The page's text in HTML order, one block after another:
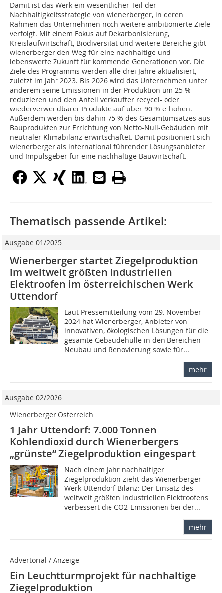
Damit ist das Werk ein wesentlicher Teil der
Nachhaltigkeitsstrategie von wienerberger, in deren
Rahmen das Unternehmen noch weitere ambitionierte Ziele
verfolgt. Mit einem Fokus auf Dekarbonisierung,
Kreislaufwirtschaft, Biodiversität und weitere Bereiche gibt
wienerberger den Weg für eine nachhaltige und
lebenswerte Zukunft für kommende Generationen vor. Die
Ziele des Programms werden alle drei Jahre aktualisiert,
zuletzt im Jahr 2023. Bis 2026 wird das Unternehmen unter
anderem seine Emissionen in der Produktion um 25 %
reduzieren und den Anteil verkaufter recycel- oder
wiederverwendbarer Produkte auf über 90 % erhöhen.
Außerdem werden bis dahin 75 % des Gesamtumsatzes aus
Bauprodukten zur Errichtung von Netto-Null-Gebäuden mit
neutraler Klimabilanz erwirtschaftet. Damit positioniert sich
wienerberger als international führender Lösungsanbieter
und Impulsgeber für eine nachhaltige Bauwirtschaft.
Thematisch passende Artikel:
Ausgabe 01/2025
Wienerberger startet Ziegelproduktion
im weltweit größten industriellen
Elektroofen im österreichischen Werk
Uttendorf
Laut Pressemitteilung vom 29. November
2024 hat Wienerberger, Anbieter von
innovativen, ökologischen Lösungen für die
gesamte Gebäudehülle in den Bereichen
Neubau und Renovierung sowie für...
mehr
Ausgabe 02/2026
Wienerberger Österreich
1 Jahr Uttendorf: 7.000 Tonnen
Kohlendioxid durch Wienerbergers
„grünste“ Ziegelproduktion eingespart
Nach einem Jahr nachhaltiger
Ziegelproduktion zieht das Wienerberger-
Werk Uttendorf Bilanz: Der Einsatz des
weltweit größten industriellen Elektroofens
verbessert die CO2-Emissionen bei der...
mehr
Advertorial / Anzeige
Ein Leuchtturmprojekt für nachhaltige
Ziegelproduktion